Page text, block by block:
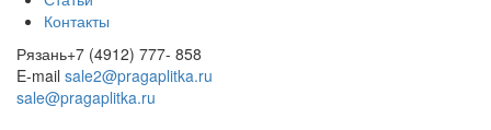
Контакты
Рязань+7 (4912) 777- 858
E-mail sale2@pragaplitka.ru
sale@pragaplitka.ru